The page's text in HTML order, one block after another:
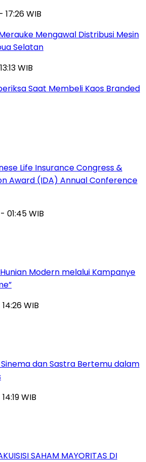
17:26 WIB
Mengawal Distribusi Mesin
Selatan
WIB
Saat Membeli Kaos Branded
Life Insurance Congress &
Award (IDA) Annual Conference
01:45 WIB
Modern melalui Kampanye
WIB
Sinema dan Sastra Bertemu dalam
WIB
SAHAM MAYORITAS DI